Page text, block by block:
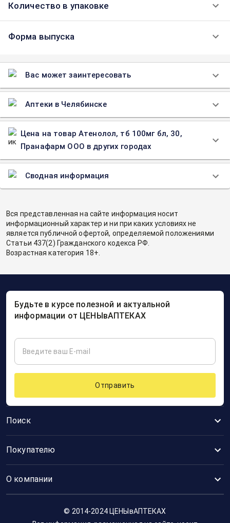
Количество в упаковке
Форма выпуска
Вас может заинтересовать
Аптеки в Челябинске
Цена на товар Атенолол, тб 100мг бл, 30,
Пранафарм ООО в других городах
Сводная информация
Вся представленная на сайте информация носит
информационный характер и ни при каких условиях не
является публичной офертой, определяемой положениями
Статьи 437(2) Гражданского кодекса РФ.
Возрастная категория 18+.
Поиск
Покупателю
О компании
Будьте в курсе полезной и актуальной
информации от ЦЕНЫвАПТЕКАХ
Отправить
© 2014-2024 ЦЕНЫвАПТЕКАХ